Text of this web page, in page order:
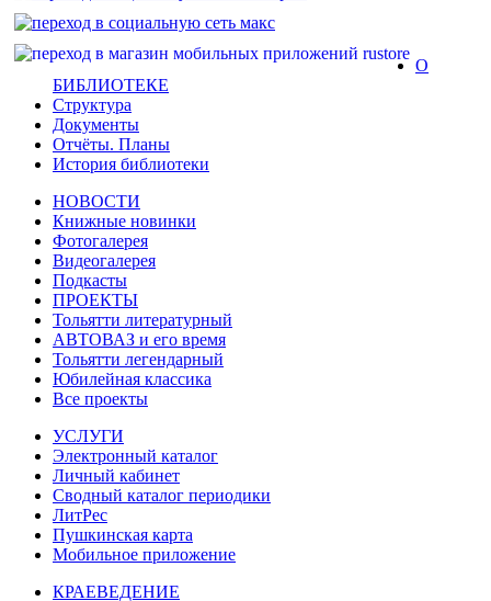
О
БИБЛИОТЕКЕ
Структура
Документы
Отчёты. Планы
История библиотеки
НОВОСТИ
Книжные новинки
Фотогалерея
Видеогалерея
Подкасты
ПРОЕКТЫ
Тольятти литературный
АВТОВАЗ и его время
Тольятти легендарный
Юбилейная классика
Все проекты
УСЛУГИ
Электронный каталог
Личный кабинет
Сводный каталог периодики
ЛитРес
Пушкинская карта
Мобильное приложение
КРАЕВЕДЕНИЕ